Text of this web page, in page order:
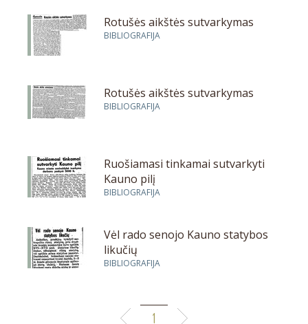
Rotušės aikštės sutvarkymas
BIBLIOGRAFIJA
Rotušės aikštės sutvarkymas
BIBLIOGRAFIJA
Ruošiamasi tinkamai sutvarkyti
Kauno pilį
BIBLIOGRAFIJA
Vėl rado senojo Kauno statybos
likučių
BIBLIOGRAFIJA
1